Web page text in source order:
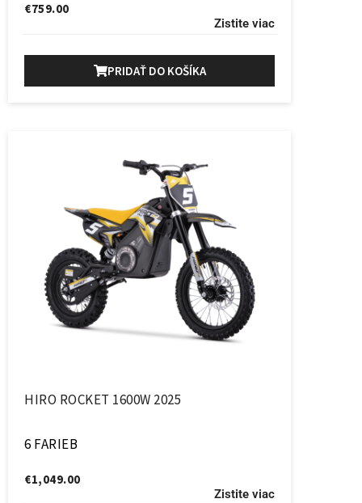
€759.00
Zistite viac
PRIDAŤ DO KOŠÍKA
HIRO ROCKET 1600W 2025
6 FARIEB
€1,049.00
Zistite viac